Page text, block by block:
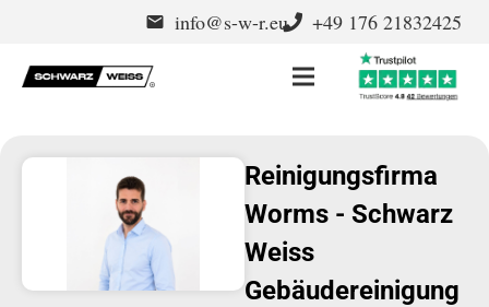
email info@s-w-r.eu +49 176 21832425
Reinigungsfirma
Worms - Schwarz
Weiss
Gebäudereinigung